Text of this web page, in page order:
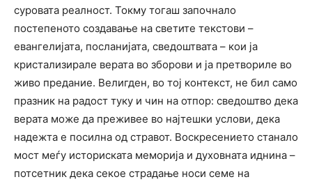
суровата реалност. Токму тогаш започнало
постепеното создавање на светите текстови –
евангелијата, посланијата, сведоштвата – кои ја
кристализирале верата во зборови и ја претвориле во
живо предание. Велигден, во тој контекст, не бил само
празник на радост туку и чин на отпор: сведоштво дека
верата може да преживее во најтешки услови, дека
надежта е посилна од стравот. Воскресението станало
мост меѓу историската меморија и духовната иднина –
потсетник дека секое страдање носи семе на